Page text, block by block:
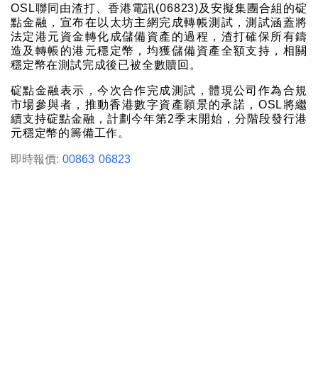
OSL聯同由渣打、香港電訊(06823)及安擬集團合組的碇
點金融，宣布在以太坊主網完成轉帳測試，測試涵蓋將
法定港元資金轉化成儲備資產的過程，渣打確保所有鑄
造及轉帳的港元穩定幣，均獲儲備資產全額支持，相關
穩定幣在測試完成後已被全數贖回。
碇點金融表示，今次合作完成測試，體現公司作為合規
市場參與者，推動香港數字資產願景的承諾，OSL將繼
續支持碇點金融，計劃今年第2季末開始，分階段發行港
元穩定幣的籌備工作。
即時報價: 00863 06823